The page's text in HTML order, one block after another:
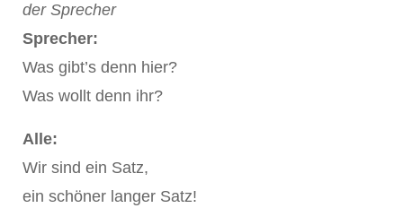
der Sprecher
Sprecher:
Was gibt’s denn hier?
Was wollt denn ihr?
Alle:
Wir sind ein Satz,
ein schöner langer Satz!